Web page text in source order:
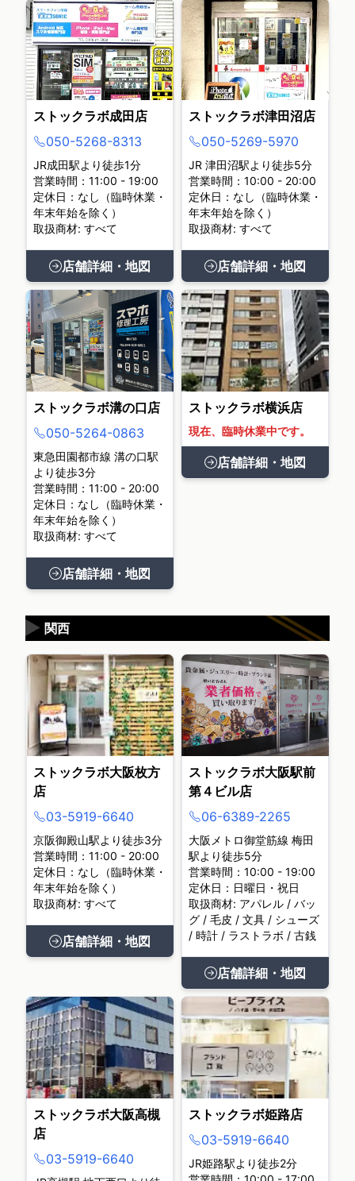
ストックラボ成田店
050-5268-8313
JR成田駅より徒歩1分
営業時間：11:00 - 19:00
定休日：なし（臨時休業・
年末年始を除く）
取扱商材: すべて
店舗詳細・地図
ストックラボ津田沼店
050-5269-5970
JR 津田沼駅より徒歩5分
営業時間：10:00 - 20:00
定休日：なし（臨時休業・
年末年始を除く）
取扱商材: すべて
店舗詳細・地図
ストックラボ溝の口店
050-5264-0863
東急田園都市線 溝の口駅
より徒歩3分
営業時間：11:00 - 20:00
定休日：なし（臨時休業・
年末年始を除く）
取扱商材: すべて
店舗詳細・地図
ストックラボ横浜店
現在、臨時休業中です。
店舗詳細・地図
関西
▶
ストックラボ大阪枚方
店
03-5919-6640
京阪御殿山駅より徒歩3分
営業時間：11:00 - 20:00
定休日：なし（臨時休業・
年末年始を除く）
取扱商材: すべて
店舗詳細・地図
ストックラボ大阪駅前
第４ビル店
06-6389-2265
大阪メトロ御堂筋線 梅田
駅より徒歩5分
営業時間：10:00 - 19:00
定休日：日曜日・祝日
取扱商材: アパレル / バッ
グ / 毛皮 / 文具 / シューズ
/ 時計 / ラストラボ / 古銭
店舗詳細・地図
ストックラボ大阪高槻
店
03-5919-6640
ストックラボ姫路店
03-5919-6640
JR姫路駅より徒歩2分